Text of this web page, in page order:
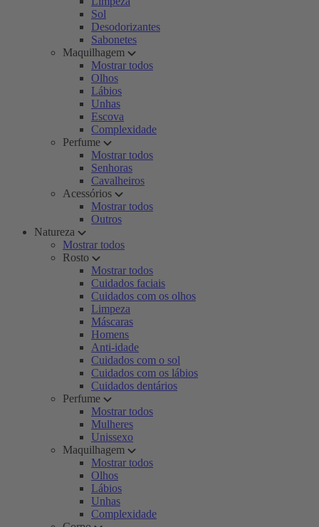
Sol
Desodorizantes
Sabonetes
Maquilhagem
Mostrar todos
Olhos
Lábios
Unhas
Escova
Complexidade
Perfume
Mostrar todos
Senhoras
Cavalheiros
Acessórios
Mostrar todos
Outros
Natureza
Mostrar todos
Rosto
Mostrar todos
Cuidados faciais
Cuidados com os olhos
Limpeza
Máscaras
Homens
Anti-idade
Cuidados com o sol
Cuidados com os lábios
Cuidados dentários
Perfume
Mostrar todos
Mulheres
Unissexo
Maquilhagem
Mostrar todos
Olhos
Lábios
Unhas
Complexidade